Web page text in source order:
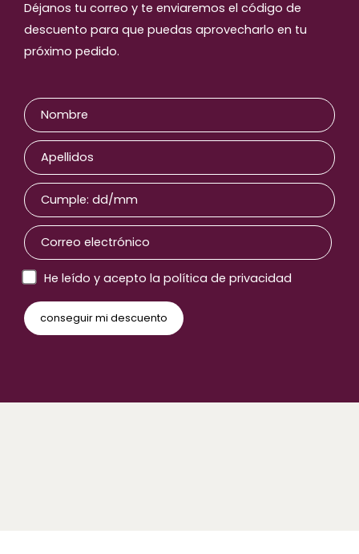
Déjanos tu correo y te enviaremos el código de
descuento para que puedas aprovecharlo en tu
próximo pedido.
He leído y acepto la política de privacidad